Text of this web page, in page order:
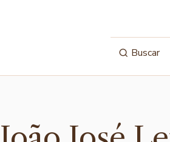
Buscar